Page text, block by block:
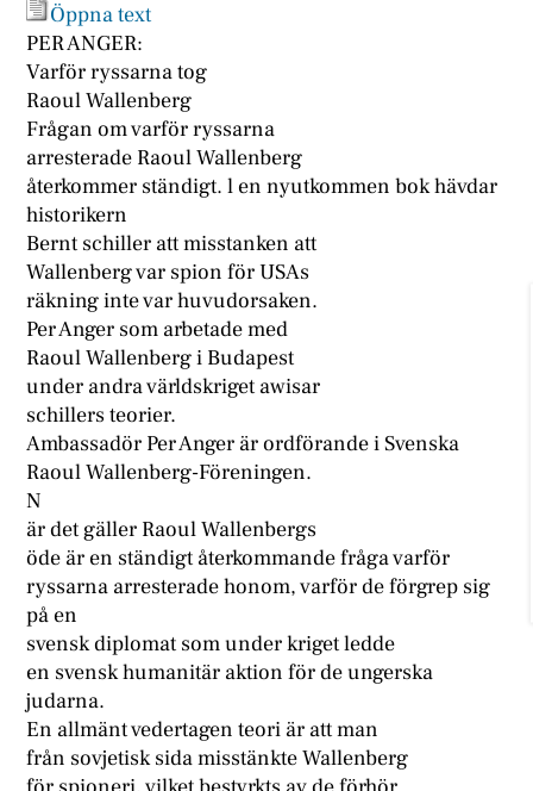
Öppna text
PER ANGER:
Varför ryssarna tog
Raoul Wallenberg
Frågan om varför ryssarna
arresterade Raoul Wallenberg
återkommer ständigt. l en nyutkommen bok hävdar
historikern
Bernt schiller att misstanken att
Wallenberg var spion för USAs
räkning inte var huvudorsaken.
Per Anger som arbetade med
Raoul Wallenberg i Budapest
under andra världskriget awisar
schillers teorier.
Ambassadör Per Anger är ordförande i Svenska
Raoul Wallenberg-Föreningen.
N
är det gäller Raoul Wallenbergs
öde är en ständigt återkommande fråga varför
ryssarna arresterade honom, varför de förgrep sig
på en
svensk diplomat som under kriget ledde
en svensk humanitär aktion för de ungerska
judarna.
En allmänt vedertagen teori är att man
från sovjetisk sida misstänkte Wallenberg